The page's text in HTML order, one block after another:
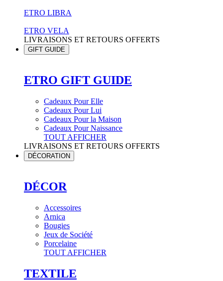
ETRO LIBRA
ETRO VELA
LIVRAISONS ET RETOURS OFFERTS
GIFT GUIDE
ETRO GIFT GUIDE
Cadeaux Pour Elle
Cadeaux Pour Lui
Cadeaux Pour la Maison
Cadeaux Pour Naissance
TOUT AFFICHER
LIVRAISONS ET RETOURS OFFERTS
DÉCORATION
DÉCOR
Accessoires
Arnica
Bougies
Jeux de Société
Porcelaine
TOUT AFFICHER
TEXTILE